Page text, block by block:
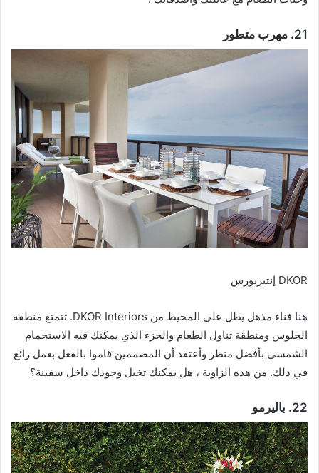
21. مهرب متطور
DKOR إنتيريورس
هنا فناء مذهل يطل على المحيط من DKOR Interiors. تتمتع منطقة
الجلوس ومنطقة تناول الطعام والجزء الذي يمكنك فيه الاستحمام
الشمسي بأفضل منظر وأعتقد أن المصممين قاموا بالفعل بعمل رائع
في ذلك. من هذه الزاوية ، هل يمكنك تخيل وجودك داخل سفينة؟
22. باليرمو